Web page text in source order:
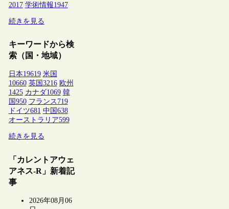
2017 学術情報1947
続きを見る
キーワードから検
索（国・地域）
日本19619 米国
10660 英国 3216 欧州
1425 カナダ1069 韓
国 950 フランス 719
ドイツ681 中国 638
オーストラリア599
続きを見る
「カレントアウェ
アネス-R」新着記
事
2026年08月06